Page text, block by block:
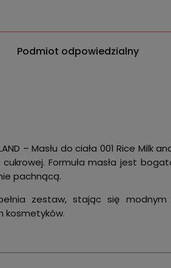
Podmiot odpowiedzialny
– Masłu do ciała 001 Rice Milk
Formuła masła jest
pachnącą.
zestaw, stając się
kosmetyków.